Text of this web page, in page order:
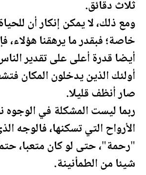
ثلاث دقائق.
ومع ذلك، لا يمكن إنكار أن
خاصة؛ فبقدر ما يرهقنا هؤلاء،
أيضا قدرة أعلى على تقدير
أولئك الذين يدخلون المكان
صار أنظف قليلا.
ربما ليست المشكلة في الوجوه
الأرواح التي تسكنها، فالوجه
"رحمة"، حتى لو كان متعبا،
شيئا من الطمأنينة.